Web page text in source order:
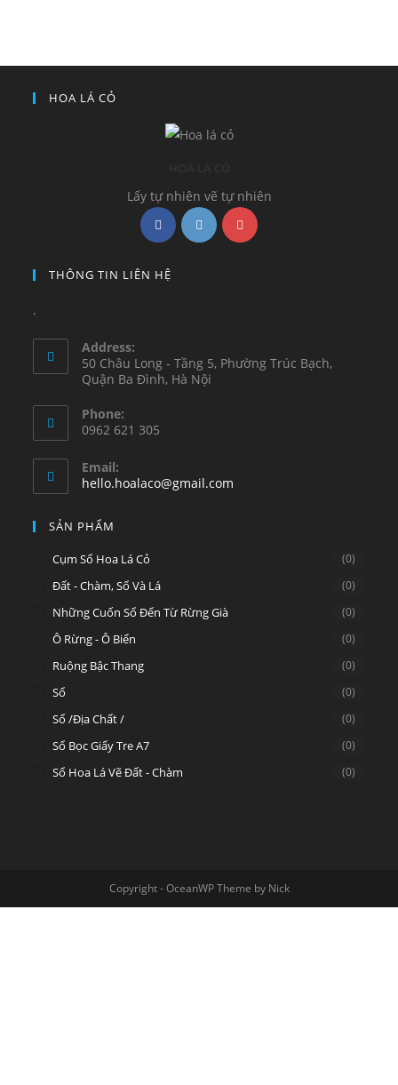
HOA LÁ CỎ
Lấy tự nhiên vẽ tự nhiên
THÔNG TIN LIÊN HỆ
.
Address:
50 Châu Long - Tầng 5, Phường Trúc Bạch,
Quận Ba Đình, Hà Nội
Phone:
0962 621 305
Email:
hello.hoalaco@gmail.com
SẢN PHẨM
Cụm Sổ Hoa Lá Cỏ (0)
Đất - Chàm, Sổ Và Lá (0)
Những Cuốn Sổ Đến Từ Rừng Già (0)
Ô Rừng - Ô Biển (0)
Ruộng Bậc Thang (0)
Sổ (0)
Sổ /địa Chất / (0)
Sổ Bọc Giấy Tre A7 (0)
Sổ Hoa Lá Vẽ Đất - Chàm (0)
Copyright - OceanWP Theme by Nick